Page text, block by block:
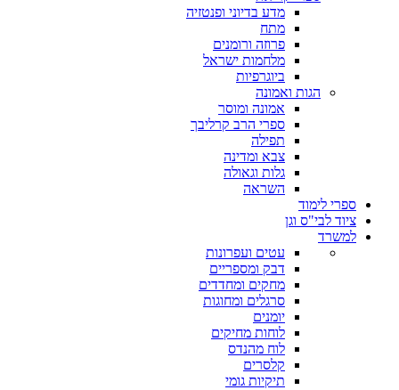
מדע בדיוני ופנטזיה
מתח
פרוזה ורומנים
מלחמות ישראל
ביוגרפיות
הגות ואמונה
אמונה ומוסר
ספרי הרב קרליבך
תפילה
צבא ומדינה
גלות וגאולה
השראה
ספרי לימוד
ציוד לבי"ס וגן
למשרד
עטים ועפרונות
דבק ומספריים
מחקים ומחדדים
סרגלים ומחוגות
יומנים
לוחות מחיקים
לוח מהנדס
קלסרים
תיקיות גומי